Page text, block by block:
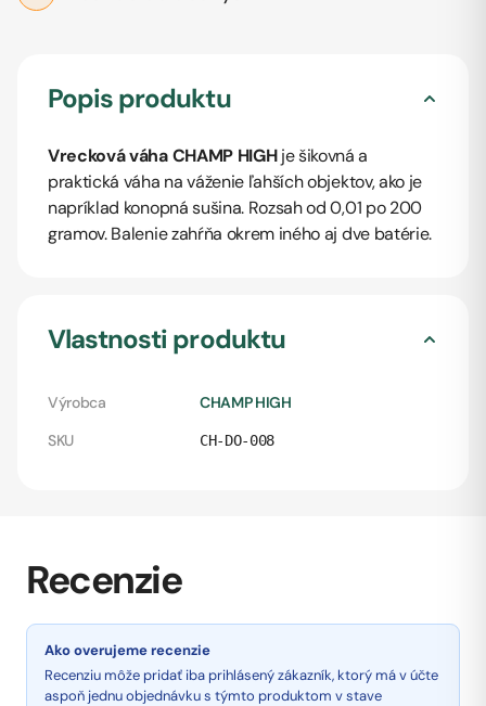
Popis produktu
Vrecková váha CHAMP HIGHje šikovná a
praktická váha na váženie ľahších objektov, ako je
napríklad konopná sušina. Rozsah od 0,01 po 200
gramov. Balenie zahŕňa okrem iného aj dve batérie.
Vlastnosti produktu
Výrobca
CHAMP HIGH
SKU
CH-DO-008
Recenzie
Ako overujeme recenzie
Recenziu môže pridať iba prihlásený zákazník, ktorý má v účte
aspoň jednu objednávku s týmto produktom v stave